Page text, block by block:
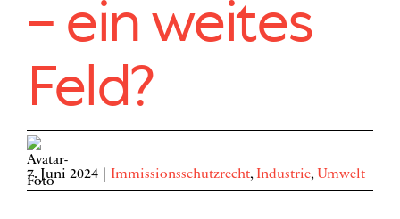
– ein weites
Feld?
7. Juni 2024 Immissionsschutzrecht, Industrie, Umwelt